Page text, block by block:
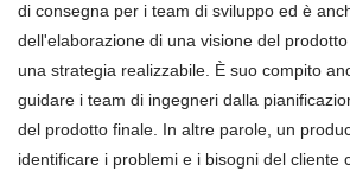
di consegna per i team di sviluppo ed è
dell'elaborazione di una visione del
una strategia realizzabile. È suo compito
guidare i team di ingegneri dalla
del prodotto finale. In altre parole, un
identificare i problemi e i bisogni del cliente